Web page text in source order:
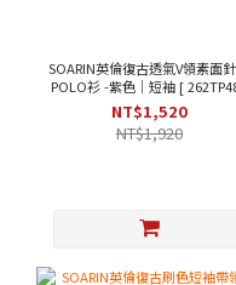
SOARIN英倫復古透氣V領素面
POLO衫 -紫色｜短袖 [
NT$1,520
NT$1,920